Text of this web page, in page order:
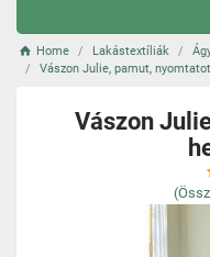
Home Lakástextíliák
Vászon Julie, pamut,
Vászon